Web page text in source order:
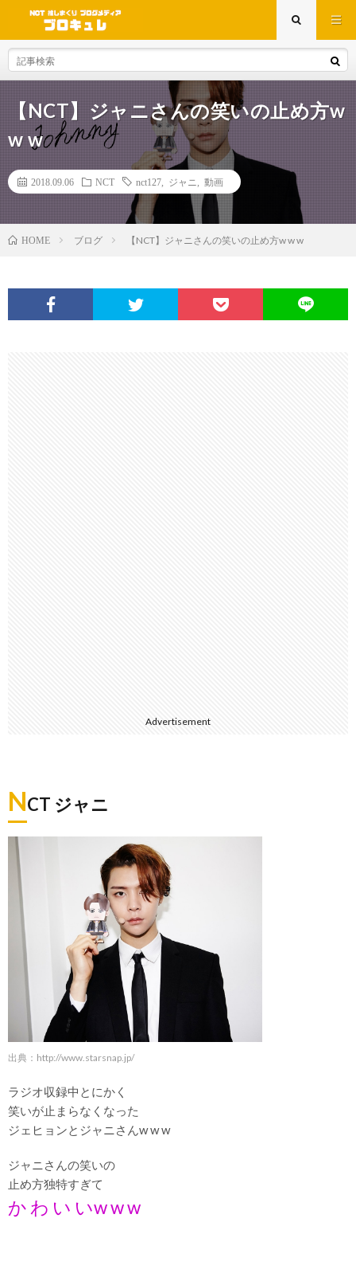
【NCT】ジャニさんの笑いの止め方w
w w
2018.09.06 NCT nct127 ジャニ 動画
HOME ブログ 【NCT】ジャニさんの笑いの止め方w w w
Advertisement
NCT ジャニ
出典： http://www.starsnap.jp/
ラジオ収録中とにかく
笑いが止まらなくなった
ジェヒョンとジャニさんw w w
ジャニさんの笑いの
止め方独特すぎて
か わ い いw w w